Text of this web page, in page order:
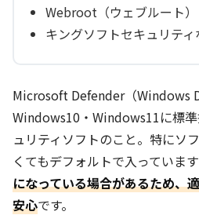
Webroot（ウェブルート）
キングソフトセキュリティ
Microsoft Defender（Windows
Windows10・Windows11に標
ュリティソフトのこと。特にソ
くてもデフォルトで入っています
になっている場合があるため、
安心です。